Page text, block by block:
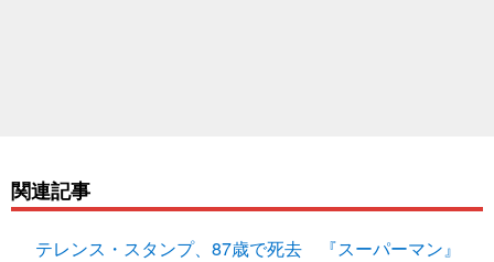
関連記事
テレンス・スタンプ、87歳で死去 『スーパーマン』